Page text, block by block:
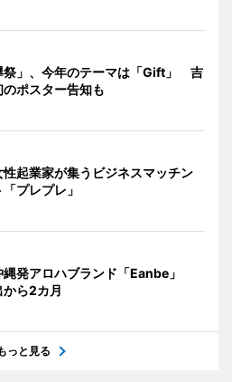
祭」、今年のテーマは「Gift」 吉
ポスター告知も
起業家が集うビジネスマッチン
プレプレ」
縄発アロハブランド「Eanbe」
ら2カ月
っと見る